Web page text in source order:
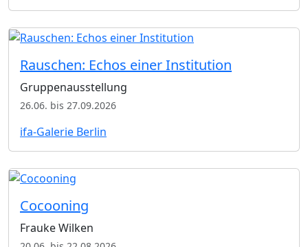
Rauschen: Echos einer Institution
Gruppenausstellung
26.06. bis 27.09.2026
ifa-Galerie Berlin
Cocooning
Frauke Wilken